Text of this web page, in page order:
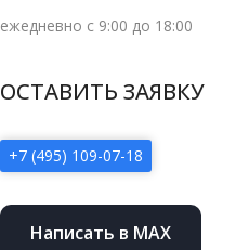
ежедневно с 9:00 до 18:00
ОСТАВИТЬ ЗАЯВКУ
+7 (495) 109-07-18
Написать в MAX